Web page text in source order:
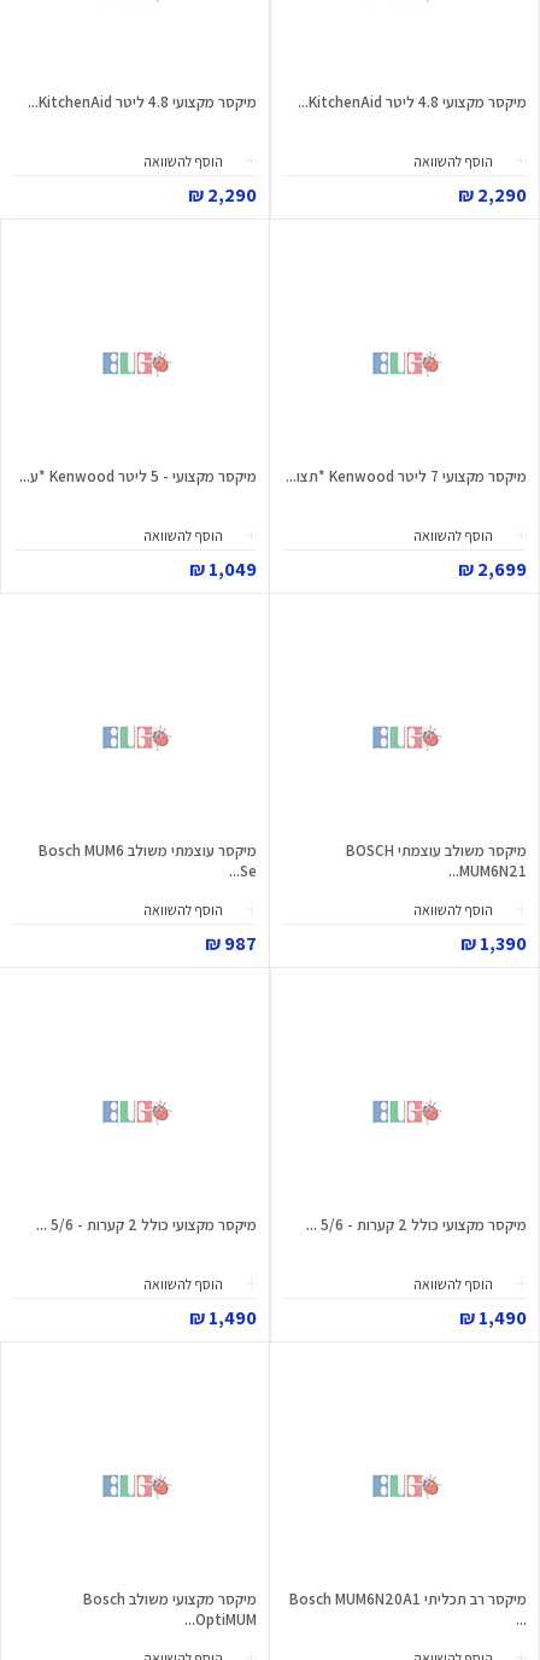
מיקסר מקצועי 4.8 ליטר KitchenAid...
הוסף להשוואה
2,290 ₪
מיקסר מקצועי 4.8 ליטר KitchenAid...
הוסף להשוואה
2,290 ₪
מיקסר מקצועי 7 ליטר Kenwood *תצו...
הוסף להשוואה
2,699 ₪
מיקסר מקצועי - 5 ליטר Kenwood *ע...
הוסף להשוואה
1,049 ₪
מיקסר משולב עוצמתי BOSCH
MUM6N21...
הוסף להשוואה
1,390 ₪
מיקסר עוצמתי משולב Bosch MUM6
Se...
הוסף להשוואה
987 ₪
מיקסר מקצועי כולל 2 קערות - 5/6 ...
הוסף להשוואה
1,490 ₪
מיקסר מקצועי כולל 2 קערות - 5/6 ...
הוסף להשוואה
1,490 ₪
מיקסר רב תכליתי Bosch MUM6N20A1
...
מיקסר מקצועי משולב Bosch
OptiMUM...